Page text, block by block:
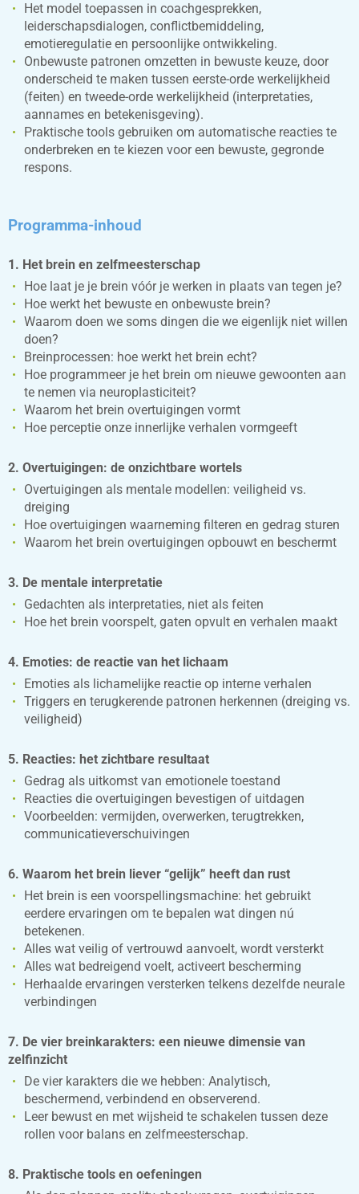
Het model toepassen in coachgesprekken,
leiderschapsdialogen, conflictbemiddeling,
emotieregulatie en persoonlijke ontwikkeling.
Onbewuste patronen omzetten in bewuste keuze, door
onderscheid te maken tussen eerste-orde werkelijkheid
(feiten) en tweede-orde werkelijkheid (interpretaties,
aannames en betekenisgeving).
Praktische tools gebruiken om automatische reacties te
onderbreken en te kiezen voor een bewuste, gegronde
respons.
Programma-inhoud
1. Het brein en zelfmeesterschap
Hoe laat je je brein vóór je werken in plaats van tegen je?
Hoe werkt het bewuste en onbewuste brein?
Waarom doen we soms dingen die we eigenlijk niet willen
doen?
Breinprocessen: hoe werkt het brein echt?
Hoe programmeer je het brein om nieuwe gewoonten aan
te nemen via neuroplasticiteit?
Waarom het brein overtuigingen vormt
Hoe perceptie onze innerlijke verhalen vormgeeft
2. Overtuigingen: de onzichtbare wortels
Overtuigingen als mentale modellen: veiligheid vs.
dreiging
Hoe overtuigingen waarneming filteren en gedrag sturen
Waarom het brein overtuigingen opbouwt en beschermt
3. De mentale interpretatie
Gedachten als interpretaties, niet als feiten
Hoe het brein voorspelt, gaten opvult en verhalen maakt
4. Emoties: de reactie van het lichaam
Emoties als lichamelijke reactie op interne verhalen
Triggers en terugkerende patronen herkennen (dreiging vs.
veiligheid)
5. Reacties: het zichtbare resultaat
Gedrag als uitkomst van emotionele toestand
Reacties die overtuigingen bevestigen of uitdagen
Voorbeelden: vermijden, overwerken, terugtrekken,
communicatieverschuivingen
6. Waarom het brein liever “gelijk” heeft dan rust
Het brein is een voorspellingsmachine: het gebruikt
eerdere ervaringen om te bepalen wat dingen nú
betekenen.
Alles wat veilig of vertrouwd aanvoelt, wordt versterkt
Alles wat bedreigend voelt, activeert bescherming
Herhaalde ervaringen versterken telkens dezelfde neurale
verbindingen
7. De vier breinkarakters: een nieuwe dimensie van
zelfinzicht
De vier karakters die we hebben: Analytisch,
beschermend, verbindend en observerend.
Leer bewust en met wijsheid te schakelen tussen deze
rollen voor balans en zelfmeesterschap.
8. Praktische tools en oefeningen